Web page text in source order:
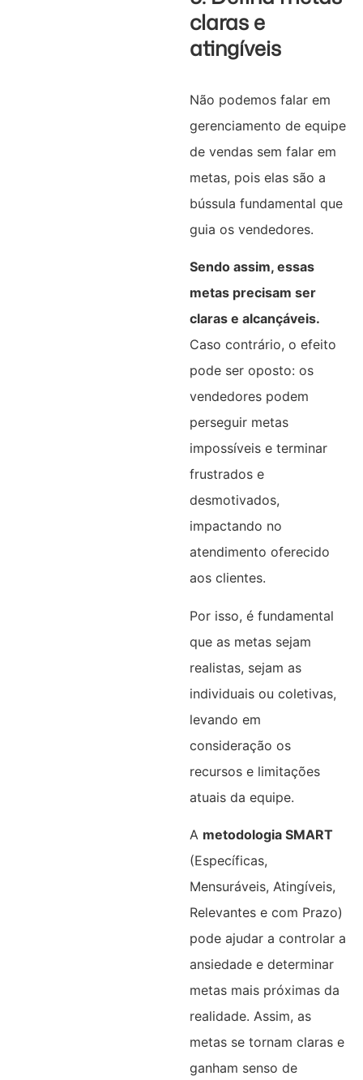
claras e
atingíveis
Não podemos falar em
gerenciamento de equipe
de vendas sem falar em
metas, pois elas são a
bússula fundamental que
guia os vendedores.
Sendo assim, essas
metas precisam ser
claras e alcançáveis.
Caso contrário, o efeito
pode ser oposto: os
vendedores podem
perseguir metas
impossíveis e terminar
frustrados e
desmotivados,
impactando no
atendimento oferecido
aos clientes.
Por isso, é fundamental
que as metas sejam
realistas, sejam as
individuais ou coletivas,
levando em
consideração os
recursos e limitações
atuais da equipe.
A metodologia SMART
(Específicas,
Mensuráveis, Atingíveis,
Relevantes e com Prazo)
pode ajudar a controlar a
ansiedade e determinar
metas mais próximas da
realidade. Assim, as
metas se tornam claras e
ganham senso de